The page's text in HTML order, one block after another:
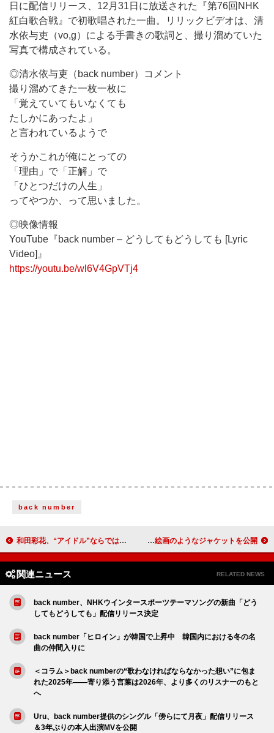
日に配信リリース、12月31日に放送された『第76回NHK
紅白歌合戦』で初歌唱された一曲。リリックビデオは、清
水依与吏（vo,g）による手書きの歌詞と、撮り溜めていた
写真で構成されている。
◎清水依与吏（back number）コメント
撮り溜めてきた一枚一枚に
「覚えていてもいなくても
たしかにあったよ」
と言われているようで
そうかこれが俺にとっての
「理由」で「正解」で
「ひとつだけの人生」
ってやつか、って思いました。
◎映像情報
YouTube『back number – どうしてもどうしても [Lyric
Video]』
https://youtu.be/wl6V4GpVTj4
back number
和田彩花、“アイドル”ならではの課題を掘り下げるエッセイ集『アイドルになってよかったと言いたい』発売 STARGLOW、ニューシングルのタイトル＆絵画のようなジャケットを公開
関連ニュース RELATED NEWS
back number、NHKウインタースポーツテーマソングの新曲「どう
してもどうしても」配信リリース決定
back number「ヒロイン」が韓国で上昇中 韓国内における冬の名
曲の仲間入りに
＜コラム＞back numberの“歌わなければならなかった想い”に包ま
れた2025年――寄り添う言葉は2026年、より多くのリスナーのもと
へ
Uru、back number提供のシングル「傍らにて月夜」配信リリース
＆3年ぶりの本人出演MVを公開